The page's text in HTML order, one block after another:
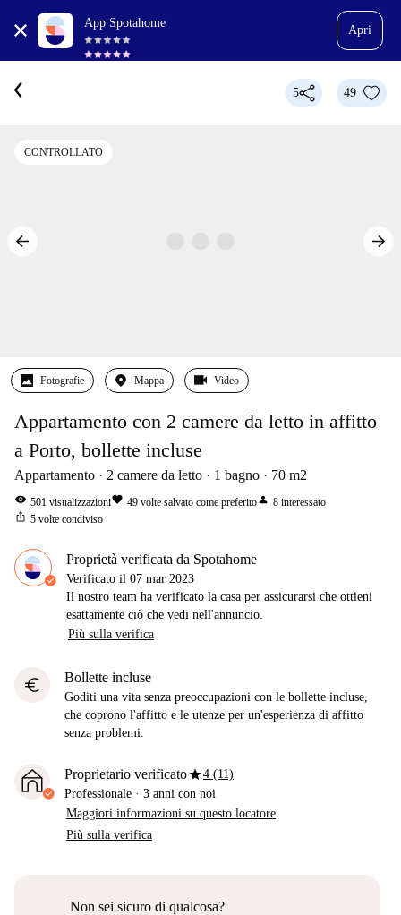
App Spotahome
Apri
5 49
CONTROLLATO
Fotografie Mappa Video
Appartamento con 2 camere da letto in affitto
a Porto, bollette incluse
Appartamento 2 camere da letto 1 bagno 70 m2
visibility 501 visualizzazionifavorite 49 volte salvato come preferitoperson 8 interessato
ios_share 5 volte condiviso
Proprietà verificata da Spotahome
Verificato il 07 mar 2023
Il nostro team ha verificato la casa per assicurarsi che ottieni
esattamente ciò che vedi nell'annuncio.
Più sulla verifica
euro Bollette incluse
Goditi una vita senza preoccupazioni con le bollette incluse,
che coprono l'affitto e le utenze per un'esperienza di affitto
senza problemi.
Proprietario verificatostar4 (11)
Professionale · 3 anni con noi
Maggiori informazioni su questo locatore
Più sulla verifica
Non sei sicuro di qualcosa?